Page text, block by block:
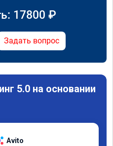
17800 ₽
Задать вопрос
5.0 на основании
Avito